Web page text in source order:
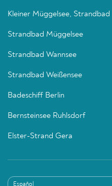
Kleiner Müggelsee, Strandbad
Strandbad Müggelsee
Strandbad Wannsee
Strandbad Weißensee
Badeschiff Berlin
Bernsteinsee Ruhlsdorf
Elster-Strand Gera